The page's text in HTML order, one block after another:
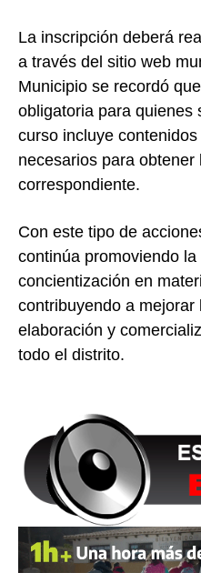
La inscripción deberá
a través del sitio web
Municipio se recordó
obligatoria para quienes
curso incluye
necesarios para obtener
correspondiente.
Con este tipo de
continúa promoviendo
concientización en
contribuyendo a mejorar
elaboración y
todo el distrito.